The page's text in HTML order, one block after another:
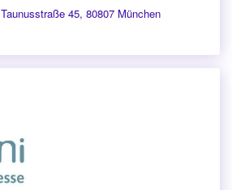
Taunusstraße 45, 80807 München